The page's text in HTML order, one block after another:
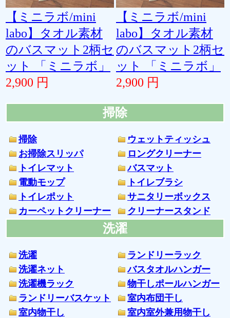
【ミニラボ/mini
labo】タオル素材
のバスマット2柄セ
ット 「ミニラボ」
2,900 円
【ミニラボ/mini
labo】タオル素材
のバスマット2柄セ
ット 「ミニラボ」
2,900 円
掃除
掃除
ウェットティッシュ
お掃除スリッパ
ロングクリーナー
トイレマット
バスマット
電動モップ
トイレブラシ
トイレポット
サニタリーボックス
カーペットクリーナー
クリーナースタンド
洗濯
洗濯
ランドリーラック
洗濯ネット
バスタオルハンガー
洗濯機ラック
物干しポールハンガー
ランドリーバスケット
室内布団干し
室内物干し
室内室外兼用物干し